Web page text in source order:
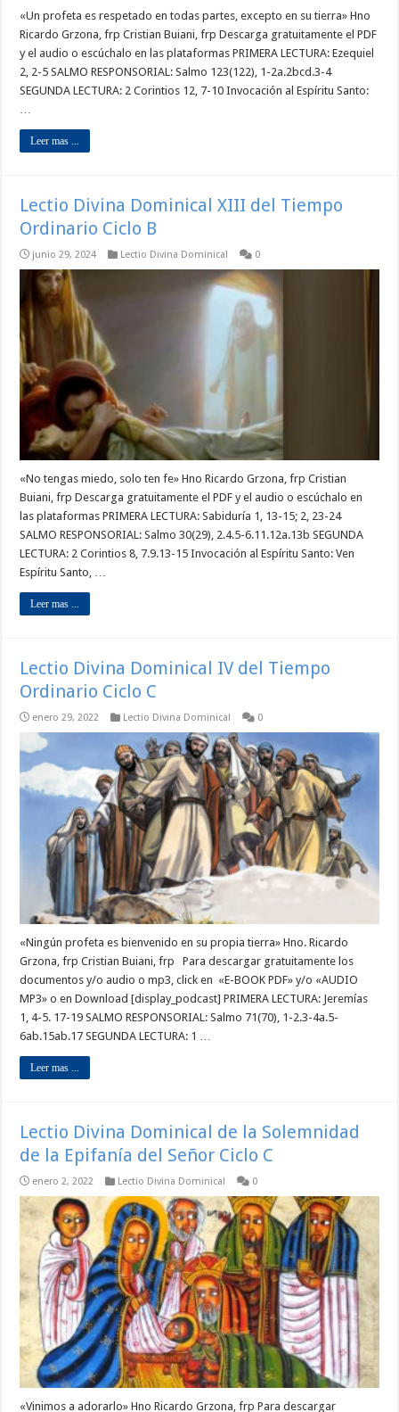
«Un profeta es respetado en todas partes, excepto en su tierra» Hno
Ricardo Grzona, frp Cristian Buiani, frp Descarga gratuitamente el PDF
y el audio o escúchalo en las plataformas PRIMERA LECTURA: Ezequiel
2, 2-5 SALMO RESPONSORIAL: Salmo 123(122), 1-2a.2bcd.3-4
SEGUNDA LECTURA: 2 Corintios 12, 7-10 Invocación al Espíritu Santo:
Leer mas ...
Lectio Divina Dominical XIII del Tiempo
Ordinario Ciclo B
junio 29, 2024 Lectio Divina Dominical 0
«No tengas miedo, solo ten fe» Hno Ricardo Grzona, frp Cristian
Buiani, frp Descarga gratuitamente el PDF y el audio o escúchalo en
las plataformas PRIMERA LECTURA: Sabiduría 1, 13-15; 2, 23-24
SALMO RESPONSORIAL: Salmo 30(29), 2.4.5-6.11.12a.13b SEGUNDA
LECTURA: 2 Corintios 8, 7.9.13-15 Invocación al Espíritu Santo: Ven
Espíritu Santo, …
Leer mas ...
Lectio Divina Dominical IV del Tiempo
Ordinario Ciclo C
enero 29, 2022 Lectio Divina Dominical 0
«Ningún profeta es bienvenido en su propia tierra» Hno. Ricardo
Grzona, frp Cristian Buiani, frp Para descargar gratuitamente los
documentos y/o audio o mp3, click en «E-BOOK PDF» y/o «AUDIO
MP3» o en Download [display_podcast] PRIMERA LECTURA: Jeremías
1, 4-5. 17-19 SALMO RESPONSORIAL: Salmo 71(70), 1-2.3-4a.5-
6ab.15ab.17 SEGUNDA LECTURA: 1 …
Leer mas ...
Lectio Divina Dominical de la Solemnidad
de la Epifanía del Señor Ciclo C
enero 2, 2022 Lectio Divina Dominical 0
«Vinimos a adorarlo» Hno Ricardo Grzona, frp Para descargar